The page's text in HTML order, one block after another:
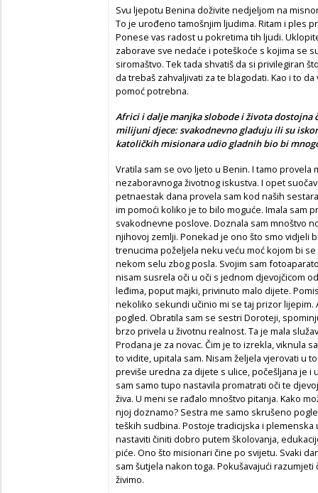
Svu ljepotu Benina doživite nedjeljom na
To je urođeno tamošnjim ljudima. Ritam i ples
Ponese vas radost u pokretima tih ljudi.
zaborave sve nedaće i poteškoće s kojima se
siromaštvo. Tek tada shvatiš da si privilegiran
da trebaš zahvaljivati za te blagodati. Kao i to
pomoć potrebna.
Africi i dalje manjka slobode i života dostojna
milijuni djece: svakodnevno gladuju ili su
katoličkih misionara udio gladnih bio bi
Vratila sam se ovo ljeto u Benin. I tamo provela
nezaboravnoga životnog iskustva. I opet
petnaestak dana provela sam kod naših
im pomoći koliko je to bilo moguće. Imala sam
svakodnevne poslove. Doznala sam mnoštvo
njihovoj zemlji. Ponekad je ono što smo vidjeli
trenucima poželjela neku veću moć kojom bi
nekom selu zbog posla. Svojim sam
nisam susrela oči u oči s jednom djevojčicom
leđima, poput majki, privinuto malo dijete.
nekoliko sekundi učinio mi se taj prizor lijepim.
pogled. Obratila sam se sestri Doroteji,
brzo privela u životnu realnost. Ta je mala
Prodana je za novac. Čim je to izrekla, viknula
to vidite, upitala sam. Nisam željela vjerovati u
previše uredna za dijete s ulice, počešljana je i
sam samo tupo nastavila promatrati oči te
živa. U meni se rađalo mnoštvo pitanja. Kako
njoj doznamo? Sestra me samo skrušeno
teških sudbina. Postoje tradicijska i
nastaviti činiti dobro putem školovanja,
piće. Ono što misionari čine po svijetu. Svaki
sam šutjela nakon toga. Pokušavajući
živimo.